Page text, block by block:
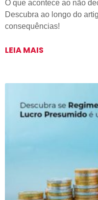
O que acontece ao não
Descubra ao longo do
consequências!
LEIA MAIS